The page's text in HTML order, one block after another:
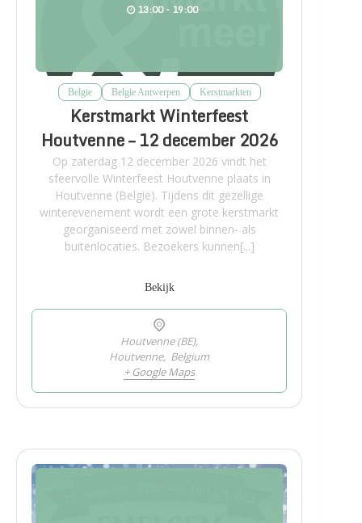
13:00 - 19:00
Belgie Belgie Antwerpen Kerstmarkten
Kerstmarkt Winterfeest
Houtvenne – 12 december 2026
Op zaterdag 12 december 2026 vindt het
sfeervolle Winterfeest Houtvenne plaats in
Houtvenne (België). Tijdens dit gezellige
winterevenement wordt een grote kerstmarkt
georganiseerd met zowel binnen- als
buitenlocaties. Bezoekers kunnen[...]
Bekijk
Houtvenne (BE),
Houtvenne, Belgium
+ Google Maps